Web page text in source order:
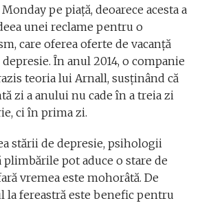
pe piață, deoarece acesta a
unei reclame pentru o
care oferea oferte de vacanță
În anul 2014, o companie
teoria lui Arnall, susținând că
zi a anului nu cade în a treia zi
ci în prima zi.
stării de depresie, psihologii
pot aduce o stare de
vremea este mohorâtă. De
la fereastră este benefic pentru